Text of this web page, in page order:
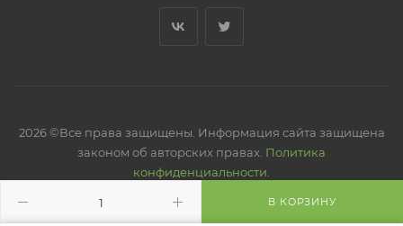
В КОРЗИНУ
2026 ©Все права защищены. Информация сайта защищена
законом об авторских правах. Политика
конфиденциальности.